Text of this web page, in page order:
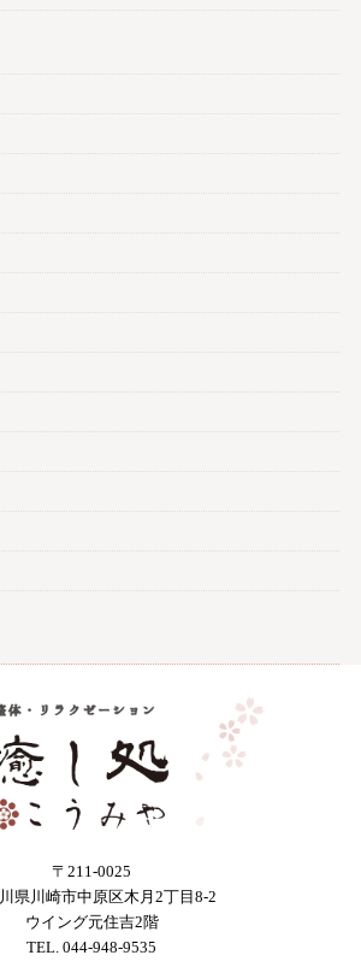
〒211-0025
県川崎市中原区木月2丁目8-2
ウイング元住吉2階
TEL. 044-948-9535